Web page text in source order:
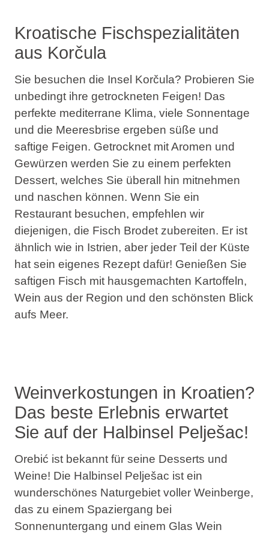
Kroatische Fischspezialitäten
aus Korčula
Sie besuchen die Insel Korčula? Probieren Sie
unbedingt ihre getrockneten Feigen! Das
perfekte mediterrane Klima, viele Sonnentage
und die Meeresbrise ergeben süße und
saftige Feigen. Getrocknet mit Aromen und
Gewürzen werden Sie zu einem perfekten
Dessert, welches Sie überall hin mitnehmen
und naschen können. Wenn Sie ein
Restaurant besuchen, empfehlen wir
diejenigen, die Fisch Brodet zubereiten. Er ist
ähnlich wie in Istrien, aber jeder Teil der Küste
hat sein eigenes Rezept dafür! Genießen Sie
saftigen Fisch mit hausgemachten Kartoffeln,
Wein aus der Region und den schönsten Blick
aufs Meer.
Weinverkostungen in Kroatien?
Das beste Erlebnis erwartet
Sie auf der Halbinsel Pelješac!
Orebić ist bekannt für seine Desserts und
Weine! Die Halbinsel Pelješac ist ein
wunderschönes Naturgebiet voller Weinberge,
das zu einem Spaziergang bei
Sonnenuntergang und einem Glas Wein